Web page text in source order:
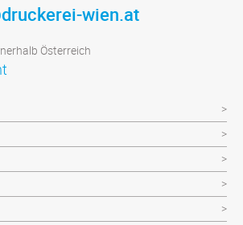
wien.at
Österreich